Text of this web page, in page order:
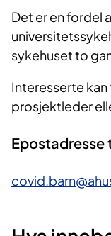
Det er en fordel
sykehuset to
Interesserte
prosjektleder